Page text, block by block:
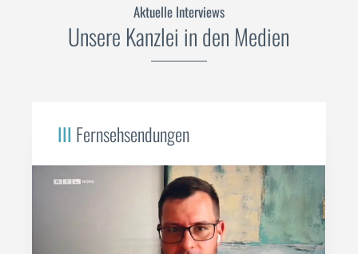
Aktuelle Interviews
Unsere Kanzlei in den Medien
III Fernsehsendungen